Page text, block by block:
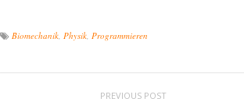
Biomechanik, Physik, Programmieren
PREVIOUS POST